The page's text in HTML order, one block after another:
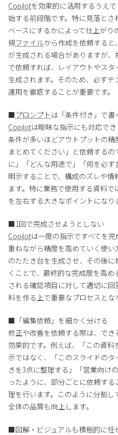
Copilotを効果的に活用するうえ
始する前段階です。特に見落とさ
ベースにするかによって仕上が
規ファイルから作成を依頼する
が生成される場合がありますが
で依頼すれば、レイアウトやス
生成されます。そのため、必ず
運用を徹底することが重要です。
■プロンプト は「条件付き」で書
Copilotは曖昧な指示にも対応でき
条件が多いほどアウトプットの
まとめてください」と依頼する
に」「どんな用途で」「何を必
明示することで、構成のズレや
ます。特に業務で使用する資料
を左右する大きなポイントになり
■1回で完成させようとしない
Copilotは一度の指示ですべてを
重ねながら精度を高めていく使
のたたき台を生成させ、その後
くことで、最終的な完成度を高
される確認項目に対して適切に
料を作る上で重要なプロセスとな
■「編集依頼」を細かく分ける
修正や改善を依頼する際は、で
効果的です。例えば、「この資
示ではなく、「このスライドの
きを3点に整理する」「営業向け
ったように、部分ごとに依頼する
理を行います。このように分割し
全体の品質も向上します。
■図解・ビジュアルも積極的に任